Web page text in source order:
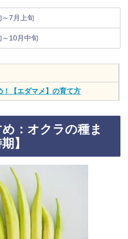
～7月上旬
～10月中旬
【エダマメ】の育て方
め：オクラの種ま
】